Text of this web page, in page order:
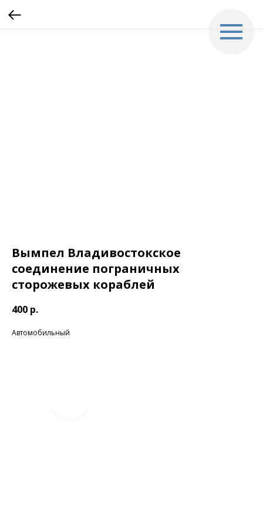
Вымпел Владивостокское
соединение пограничных
сторожевых кораблей
400 р.
Автомобильный